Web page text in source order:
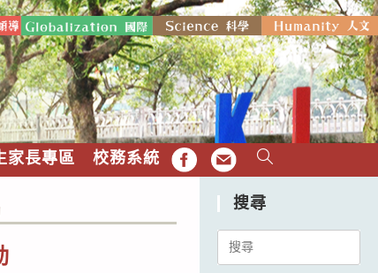
家長專區 校務系統 FB EMAIL
搜尋
Search